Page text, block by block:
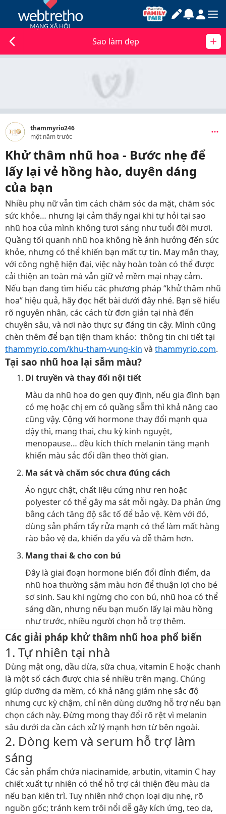
Sao làm đẹp
thammyrio246
một năm trước
Khử thâm nhũ hoa - Bước nhẹ để
lấy lại vẻ hồng hào, duyên dáng
của bạn
Nhiều phụ nữ vẫn tìm cách chăm sóc da mặt, chăm sóc
sức khỏe… nhưng lại cảm thấy ngại khi tự hỏi tại sao
nhũ hoa của mình không tươi sáng như tuổi đôi mươi.
Quầng tối quanh nhũ hoa không hề ảnh hưởng đến sức
khỏe, nhưng có thể khiến bạn mất tự tin. May mắn thay,
với công nghệ hiện đại, việc này hoàn toàn có thể được
cải thiện an toàn mà vẫn giữ vẻ mềm mại nhạy cảm.
Nếu bạn đang tìm hiểu các phương pháp “khử thâm nhũ
hoa” hiệu quả, hãy đọc hết bài dưới đây nhé. Bạn sẽ hiểu
rõ nguyên nhân, các cách từ đơn giản tại nhà đến
chuyên sâu, và nơi nào thực sự đáng tin cậy. Mình cũng
chèn thêm để bạn tiện tham khảo: thông tin chi tiết tại
thammyrio.com/khu-tham-vung-kin và thammyrio.com.
Tại sao nhũ hoa lại sẫm màu?
Di truyền và thay đổi nội tiết
Màu da nhũ hoa do gen quy định, nếu gia đình bạn
có mẹ hoặc chị em có quầng sẫm thì khả năng cao
cũng vậy. Cộng với hormone thay đổi mạnh qua
dậy thì, mang thai, chu kỳ kinh nguyệt,
menopause… đều kích thích melanin tăng mạnh
khiến màu sắc đổi dần theo thời gian.
Ma sát và chăm sóc chưa đúng cách
Áo ngực chật, chất liệu cứng như ren hoặc
polyester có thể gây ma sát mỗi ngày. Da phản ứng
bằng cách tăng độ sắc tố để bảo vệ. Kèm với đó,
dùng sản phẩm tẩy rửa mạnh có thể làm mất hàng
rào bảo vệ da, khiến da yếu và dễ thâm hơn.
Mang thai & cho con bú
Đây là giai đoạn hormone biến đổi đỉnh điểm, da
nhũ hoa thường sậm màu hơn để thuận lợi cho bé
sơ sinh. Sau khi ngừng cho con bú, nhũ hoa có thể
sáng dần, nhưng nếu bạn muốn lấy lại màu hồng
như trước, nhiều người chọn hỗ trợ thêm.
Các giải pháp khử thâm nhũ hoa phổ biến
1. Tự nhiên tại nhà
Dùng mật ong, dầu dừa, sữa chua, vitamin E hoặc chanh
là một số cách được chia sẻ nhiều trên mạng. Chúng
giúp dưỡng da mềm, có khả năng giảm nhẹ sắc độ
nhưng cực kỳ chậm, chỉ nên dùng dưỡng hỗ trợ nếu bạn
chọn cách này. Đừng mong thay đổi rõ rệt vì melanin
sâu dưới da cần cách xử lý mạnh hơn từ bên ngoài.
2. Dòng kem và serum hỗ trợ làm
sáng
Các sản phẩm chứa niacinamide, arbutin, vitamin C hay
chiết xuất tự nhiên có thể hỗ trợ cải thiện đều màu da
nếu bạn kiên trì. Tuy nhiên nhớ chọn loại dịu nhẹ, rõ
nguồn gốc; tránh kem trôi nổi dễ gây kích ứng, teo da,